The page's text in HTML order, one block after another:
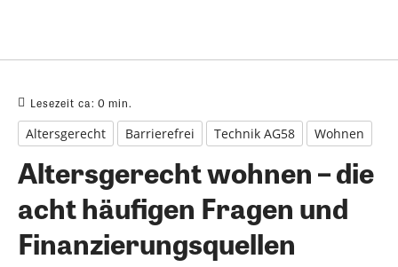
Lesezeit ca: 0 min.
Altersgerecht Barrierefrei Technik AG58 Wohnen
Altersgerecht wohnen – die
acht häufigen Fragen und
Finanzierungsquellen